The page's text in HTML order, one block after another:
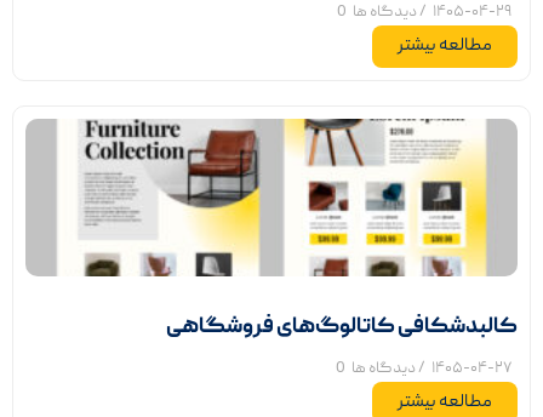
۱۴۰۵-۰۴-۲۹ / دیدگاه ها 0
مطالعه بیشتر
کالبدشکافی کاتالوگ‌های فروشگاهی
۱۴۰۵-۰۴-۲۷ / دیدگاه ها 0
مطالعه بیشتر